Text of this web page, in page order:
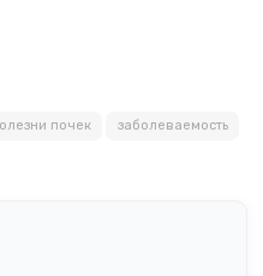
почек заболеваемость